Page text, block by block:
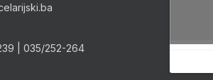
| 035/252-264